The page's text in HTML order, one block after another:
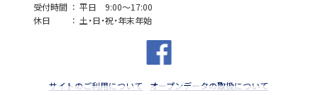
受付時間
平日 9:00～17:00
休日
土・日・祝・年末年始
サイトのご利用について オープンデータの取扱について